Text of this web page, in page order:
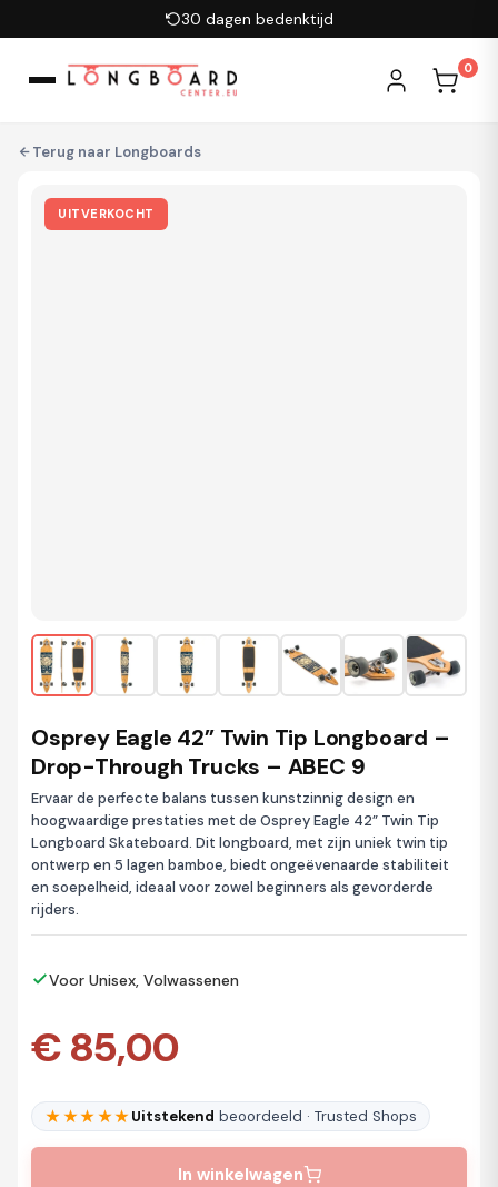
Veilig betalen
0
Terug naar Longboards
UITVERKOCHT
Osprey Eagle 42” Twin Tip Longboard –
Drop-Through Trucks – ABEC 9
Ervaar de perfecte balans tussen kunstzinnig design en
hoogwaardige prestaties met de Osprey Eagle 42” Twin Tip
Longboard Skateboard. Dit longboard, met zijn uniek twin tip
ontwerp en 5 lagen bamboe, biedt ongeëvenaarde stabiliteit
en soepelheid, ideaal voor zowel beginners als gevorderde
rijders.
Voor Unisex, Volwassenen
€ 85,00
★★★★★Uitstekend beoordeeld · Trusted Shops
In winkelwagen